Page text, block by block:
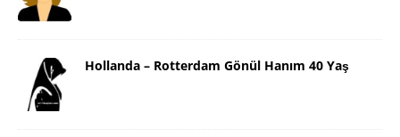
Hollanda – Rotterdam Gönül Hanım 40 Yaş